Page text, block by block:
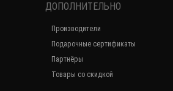
ДОПОЛНИТЕЛЬНО
Производители
Подарочные сертификаты
Партнёры
Товары со скидкой